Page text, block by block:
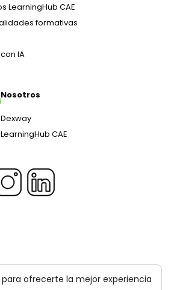
LearningHub CAE
formativas
IA
Nosotros
Dexway
LearningHub CAE
para ofrecerte la mejor experiencia